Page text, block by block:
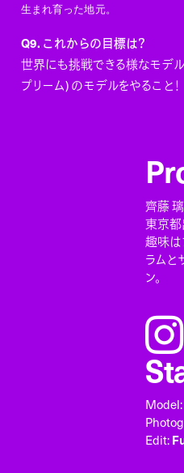
生まれ育った地元。
Q9. これからの目標は？
世界にも挑戦できる様なモデル
プリーム)のモデルをやること！
齊藤
東京都
趣味は
ラムと
ン。
instagram
Model:
Edit: